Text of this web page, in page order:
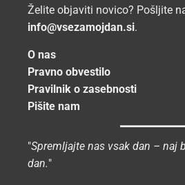
Želite objaviti novico? Pošljite
info@vsezamojdan.si.
O nas
Pravno obvestilo
Pravilnik o zasebnosti
Pišite nam
"Spremljajte nas vsak dan – naj
dan."